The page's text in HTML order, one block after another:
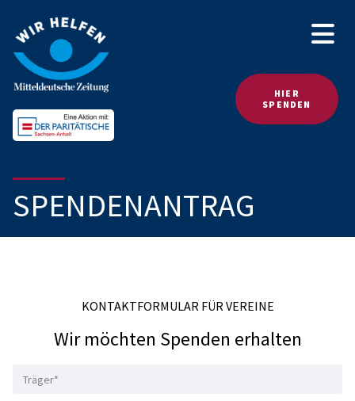
HIER
SPENDEN
SPENDENANTRAG
KONTAKTFORMULAR FÜR VEREINE
Wir möchten Spenden erhalten